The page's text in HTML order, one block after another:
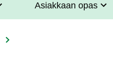
Asiakkaan opas